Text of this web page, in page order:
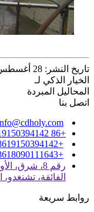
تاريخ النشر: 28 أغسطس 2025
الخيار الذكي لـ
المحاليل المبردة
اتصل بنا
+86 19150394142
+8619150394142
+8618090111643
رقم 8،
الفائقة،
روابط سريعة